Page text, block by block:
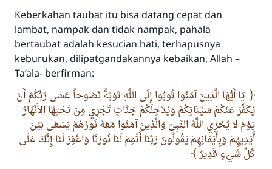
Keberkahan taubat itu bisa datang cepat dan
lambat, nampak dan tidak nampak, pahala
bertaubat adalah kesucian hati, terhapusnya
keburukan, dilipatgandakannya kebaikan, Allah –
Ta’ala- berfirman:
يَا أَيُّهَا الَّذِينَ آمَنُوا تُوبُوا إِلَى اللَّهِ تَوْبَةً نَصُوحاً عَسَى رَبُّكُمْ أَنْ
يُكَفِّرَ عَنْكُمْ سَيِّئَاتِكُمْ وَيُدْخِلَكُمْ جَنَّاتٍ تَجْرِي مِنْ تَحْتِهَا الأَنْهَارُ
يَوْمَ لا يُخْزِي اللَّهُ النَّبِيَّ وَالَّذِينَ آمَنُوا مَعَهُ نُورُهُمْ يَسْعَى بَيْنَ
أَيْدِيهِمْ وَبِأَيْمَانِهِمْ يَقُولُونَ رَبَّنَا أَتْمِمْ لَنَا نُورَنَا وَاغْفِرْ لَنَا إِنَّكَ عَلَى
كُلِّ شَيْءٍ قَدِيرٌ